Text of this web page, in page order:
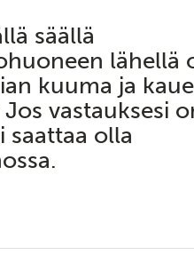
säällä
lähellä
kuuma ja
vastauksesi
saattaa olla